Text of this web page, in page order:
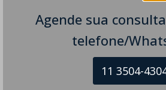
Agende sua
telefone/
11 3504-